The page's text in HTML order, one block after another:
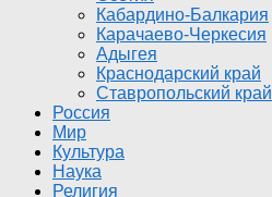
Кабардино-Балкария
Карачаево-Черкесия
Адыгея
Краснодарский край
Ставропольский край
Россия
Мир
Культура
Наука
Религия